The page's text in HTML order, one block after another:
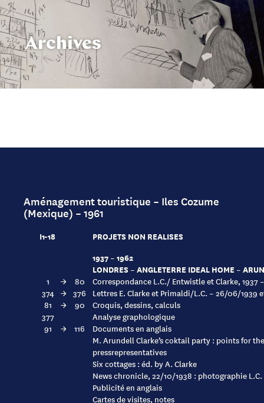
Archives
Aménagement touristique – Iles Cozume
(Mexique) – 1961
I1-18
PROJETS NON REALISES
1937 – 1962
LONDRES – ANGLETERRE IDEAL HOME –
1 → 80
Correspondance L.C./ Entwistle et Clarke, 1937
374 → 376
Lettres E. Clarke et Primaldi/L.C. – 26/06/1939
81
→ 90
Croquis, dessins, calculs
377
Analyse graphologique
91
→ 116
Documents en anglais
M. Arundell Clarke’s coktail party : points for
pressrepresentatives
Six cottages : éd. by A. Clarke
News chronicle, 22/10/1938 : photographie
Publicité en anglais
Cartes de visites, notes